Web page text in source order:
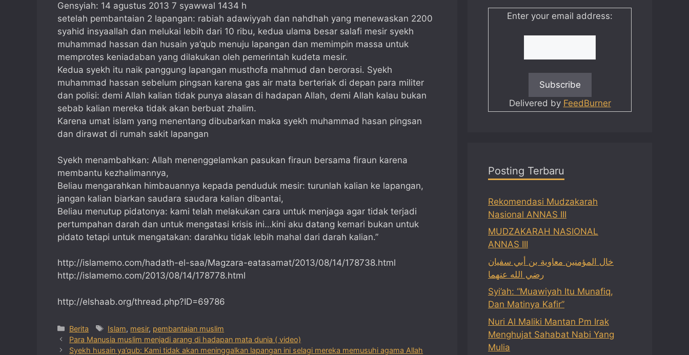
Gensyiah: 14 agustus 2013 7 syawwal 1434 h
setelah pembantaian 2 lapangan: rabiah adawiyyah dan nahdhah yang menewaskan 2200
syahid insyaallah dan melukai lebih dari 10 ribu, kedua ulama besar salafi mesir syekh
muhammad hassan dan husain ya’qub menuju lapangan dan memimpin massa untuk
memprotes keniadaban yang dilakukan oleh pemerintah kudeta mesir.
Kedua syekh itu naik panggung lapangan musthofa mahmud dan berorasi. Syekh
muhammad hassan sebelum pingsan karena gas air mata berteriak di depan para militer
dan polisi: demi Allah kalian tidak punya alasan di hadapan Allah, demi Allah kalau bukan
sebab kalian mereka tidak akan berbuat zhalim.
Karena umat islam yang menentang dibubarkan maka syekh muhammad hasan pingsan
dan dirawat di rumah sakit lapangan
Syekh menambahkan: Allah menenggelamkan pasukan firaun bersama firaun karena
membantu kezhalimannya,
Beliau mengarahkan himbauannya kepada penduduk mesir: turunlah kalian ke lapangan,
jangan kalian biarkan saudara saudara kalian dibantai,
Beliau menutup pidatonya: kami telah melakukan cara untuk menjaga agar tidak terjadi
pertumpahan darah dan untuk mengatasi krisis ini…kini aku datang kemari bukan untuk
pidato tetapi untuk mengatakan: darahku tidak lebih mahal dari darah kalian.”
http://islamemo.com/hadath-el-saa/Magzara-eatasamat/2013/08/14/178738.html
http://islamemo.com/2013/08/14/178778.html
http://elshaab.org/thread.php?ID=69786
Categories
Berita Tags
Islam, mesir, pembantaian muslim
Para Manusia muslim menjadi arang di hadapan mata dunia ( video)
Syekh husain ya’qub: Kami tidak akan meninggalkan lapangan ini selagi mereka memusuhi agama Allah
Enter your email address:
Delivered by FeedBurner
Posting Terbaru
Rekomendasi Mudzakarah
Nasional ANNAS III
MUDZAKARAH NASIONAL
ANNAS III
خال المؤمنين معاوية بن أبي سفيان
رضي الله عنهما
Syi’ah: “Muawiyah Itu Munafiq,
Dan Matinya Kafir”
Nuri Al Maliki Mantan Pm Irak
Menghujat Sahabat Nabi Yang
Mulia